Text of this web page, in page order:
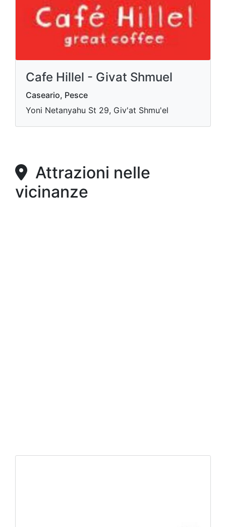
Cafe Hillel - Givat Shmuel
Caseario, Pesce
Yoni Netanyahu St 29, Giv'at Shmu'el
Attrazioni nelle
vicinanze